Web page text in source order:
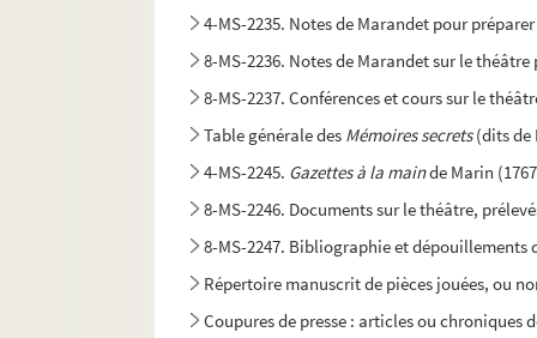
4-MS-2235. Notes de Marandet pour
8-MS-2236. Notes de Marandet sur le
8-MS-2237. Conférences et cours sur le
Table générale des Mémoires secrets(dits de
4-MS-2245. Gazettes à la mainde Marin
8-MS-2246. Documents sur le théâtre,
8-MS-2247. Bibliographie et
Répertoire manuscrit de pièces jouées, ou
Coupures de presse : articles ou